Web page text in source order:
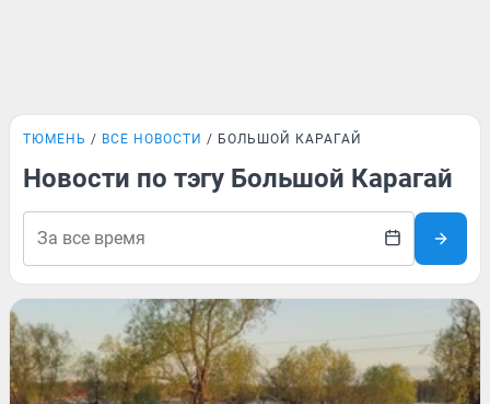
ТЮМЕНЬ ВСЕ НОВОСТИ БОЛЬШОЙ КАРАГАЙ
Новости по тэгу Большой Карагай